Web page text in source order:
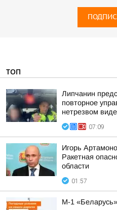
ТОП
Липчанин
повторное
нетрезвом виде
07:09
Игорь
Ракетная
области
01:57
М-1